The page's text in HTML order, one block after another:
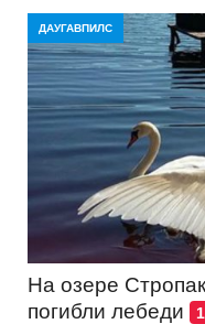
ДАУГАВПИЛС
На озере
погибли лебеди